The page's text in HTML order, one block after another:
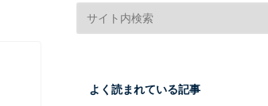
よく読まれている記事